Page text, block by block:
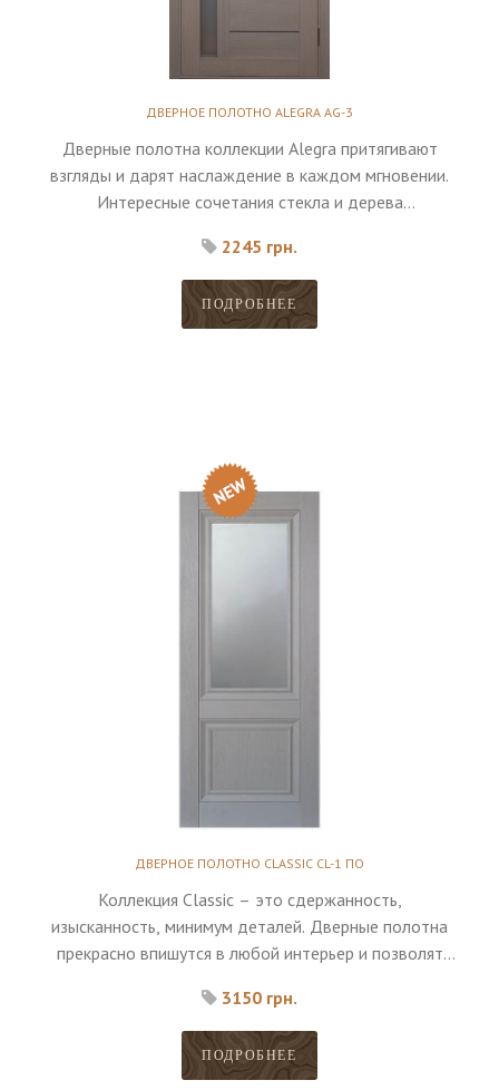
ДВЕРНОЕ ПОЛОТНО ALEGRA AG-3
Дверные полотна коллекции Alegra притягивают
взгляды и дарят наслаждение в каждом мгновении.
Интересные сочетания стекла и дерева
2245 грн.
ПОДРОБНЕЕ
ДВЕРНОЕ ПОЛОТНО CLASSIC CL-1 ПО
Коллекция Classic – это сдержанность,
изысканность, минимум деталей. Дверные полотна
прекрасно впишутся в любой интерьер и позволят
3150 грн.
ПОДРОБНЕЕ